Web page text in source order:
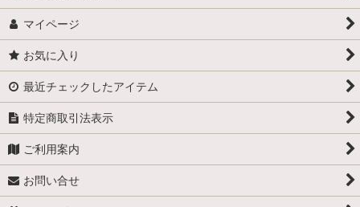
マイページ
お気に入り
最近チェックしたアイテム
特定商取引法表示
ご利用案内
お問い合せ